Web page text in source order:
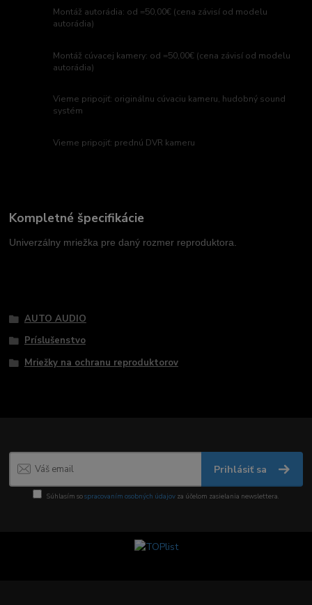
Montáž autorádia: od =50,00€ (cena závisí od modelu
autorádia)
Montáž cúvacej kamery: od =50,00€ (cena závisí od modelu
autorádia)
Vieme pripojiť: originálnu cúvaciu kameru, hudobný sound
systém
Vieme pripojiť: prednú DVR kameru
Kompletné špecifikácie
Univerzálny mriežka pre daný rozmer reproduktora.
AUTO AUDIO
Príslušenstvo
Mriežky na ochranu reproduktorov
Prihlásiť sa
Súhlasím sospracovaním osobných údajov za účelom zasielania newslettera.